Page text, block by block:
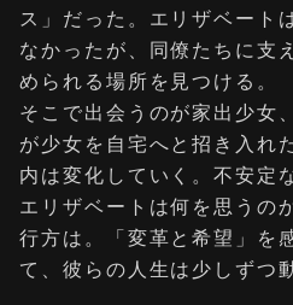
ス」だった。エリザベート
なかったが、同僚たちに支
められる場所を見つける。
そこで出会うのが家出少女
が少女を自宅へと招き入れ
内は変化していく。不安定
エリザベートは何を思うの
行方は。「変革と希望」を
て、彼らの人生は少しずつ